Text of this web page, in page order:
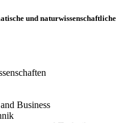
und naturwissenschaftliche
Business